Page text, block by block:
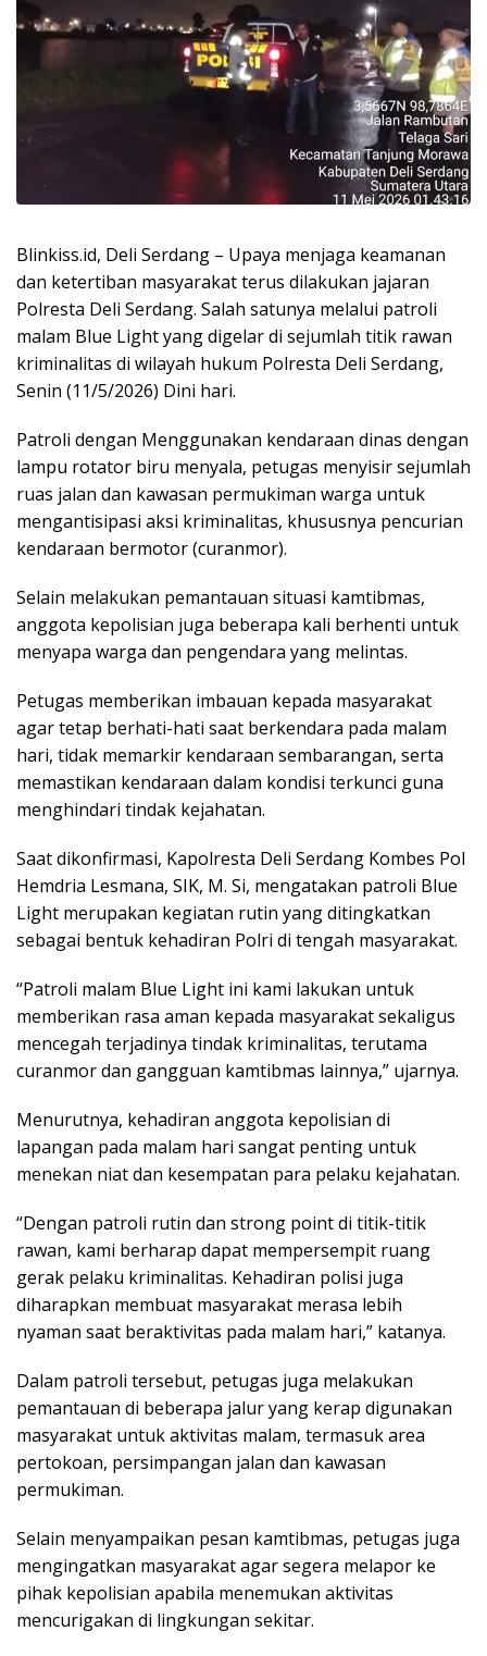
Blinkiss.id, Deli Serdang – Upaya menjaga keamanan
dan ketertiban masyarakat terus dilakukan jajaran
Polresta Deli Serdang. Salah satunya melalui patroli
malam Blue Light yang digelar di sejumlah titik rawan
kriminalitas di wilayah hukum Polresta Deli Serdang,
Senin (11/5/2026) Dini hari.
Patroli dengan Menggunakan kendaraan dinas dengan
lampu rotator biru menyala, petugas menyisir sejumlah
ruas jalan dan kawasan permukiman warga untuk
mengantisipasi aksi kriminalitas, khususnya pencurian
kendaraan bermotor (curanmor).
Selain melakukan pemantauan situasi kamtibmas,
anggota kepolisian juga beberapa kali berhenti untuk
menyapa warga dan pengendara yang melintas.
Petugas memberikan imbauan kepada masyarakat
agar tetap berhati-hati saat berkendara pada malam
hari, tidak memarkir kendaraan sembarangan, serta
memastikan kendaraan dalam kondisi terkunci guna
menghindari tindak kejahatan.
Saat dikonfirmasi, Kapolresta Deli Serdang Kombes Pol
Hemdria Lesmana, SIK, M. Si, mengatakan patroli Blue
Light merupakan kegiatan rutin yang ditingkatkan
sebagai bentuk kehadiran Polri di tengah masyarakat.
“Patroli malam Blue Light ini kami lakukan untuk
memberikan rasa aman kepada masyarakat sekaligus
mencegah terjadinya tindak kriminalitas, terutama
curanmor dan gangguan kamtibmas lainnya,” ujarnya.
Menurutnya, kehadiran anggota kepolisian di
lapangan pada malam hari sangat penting untuk
menekan niat dan kesempatan para pelaku kejahatan.
“Dengan patroli rutin dan strong point di titik-titik
rawan, kami berharap dapat mempersempit ruang
gerak pelaku kriminalitas. Kehadiran polisi juga
diharapkan membuat masyarakat merasa lebih
nyaman saat beraktivitas pada malam hari,” katanya.
Dalam patroli tersebut, petugas juga melakukan
pemantauan di beberapa jalur yang kerap digunakan
masyarakat untuk aktivitas malam, termasuk area
pertokoan, persimpangan jalan dan kawasan
permukiman.
Selain menyampaikan pesan kamtibmas, petugas juga
mengingatkan masyarakat agar segera melapor ke
pihak kepolisian apabila menemukan aktivitas
mencurigakan di lingkungan sekitar.